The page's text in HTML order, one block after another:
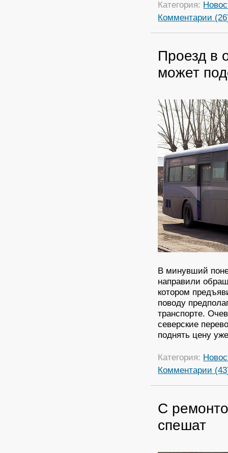
Категория:
Комментарии
Проезд в
может
В минувший
направили
котором
поводу
транспорте.
северские
поднять цену
Категория:
Комментарии
С
спешат